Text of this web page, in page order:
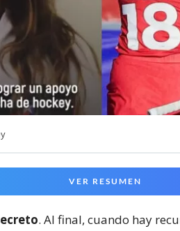
VER RESUMEN
. Al final, cuando hay